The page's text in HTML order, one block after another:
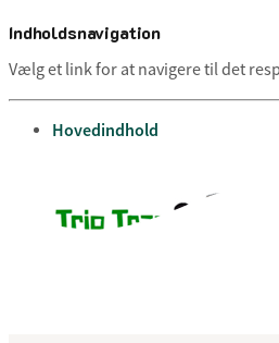
Indholdsnavigation
Vælg et link for at navigere til det
gå til
Hovedindhold